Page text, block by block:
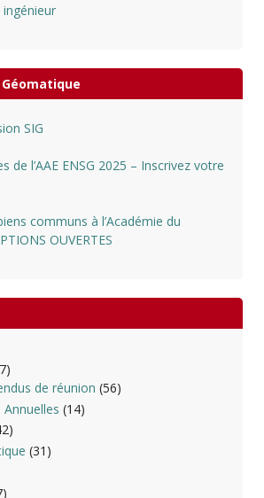
SIG
de l’AAE ENSG 2025 – Inscrivez votre
communs à l’Académie du
OUVERTES
de réunion (56)
(14)
(31)